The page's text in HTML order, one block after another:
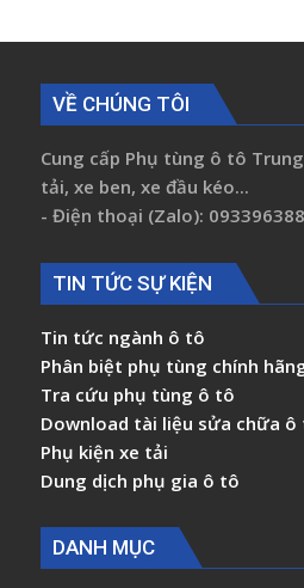
VỀ CHÚNG TÔI
Cung cấp Phụ tùng ô tô
tải, xe ben, xe đầu kéo...
- Điện thoại (Zalo):
TIN TỨC SỰ KIỆN
Tin tức ngành ô tô
Phân biệt phụ tùng chính
Tra cứu phụ tùng ô tô
Download tài liệu sửa chữa ô
Phụ kiện xe tải
Dung dịch phụ gia ô tô
DANH MỤC